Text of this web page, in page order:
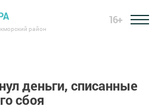
район
16+
деньги, списанные
сбоя